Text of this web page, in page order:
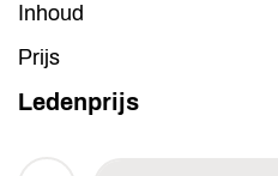
Inhoud
Prijs
Ledenprijs